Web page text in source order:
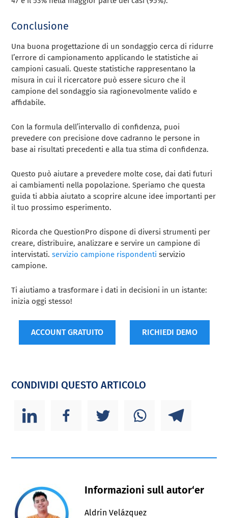
Conclusione
Una buona progettazione di un sondaggio cerca di ridurre
l’errore di campionamento applicando le statistiche ai
campioni casuali. Queste statistiche rappresentano la
misura in cui il ricercatore può essere sicuro che il
campione del sondaggio sia ragionevolmente valido e
affidabile.
Con la formula dell’intervallo di confidenza, puoi
prevedere con precisione dove cadranno le persone in
base ai risultati precedenti e alla tua stima di confidenza.
Questo può aiutare a prevedere molte cose, dai dati futuri
ai cambiamenti nella popolazione. Speriamo che questa
guida ti abbia aiutato a scoprire alcune idee importanti per
il tuo prossimo esperimento.
Ricorda che QuestionPro dispone di diversi strumenti per
creare, distribuire, analizzare e servire un campione di
intervistati.servizio campione rispondenti servizio
campione.
Ti aiutiamo a trasformare i dati in decisioni in un istante:
inizia oggi stesso!
ACCOUNT GRATUITO RICHIEDI DEMO
CONDIVIDI QUESTO ARTICOLO
Informazioni sull autor‘er
Aldrin Velázquez